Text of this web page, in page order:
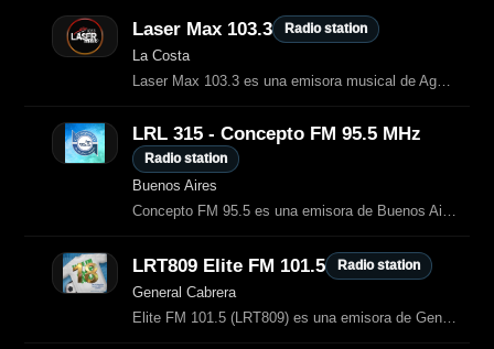
Laser Max 103.3 Radio station
La Costa
Laser Max 103.3 es una emisora musical de Aguas Verdes, Buenos Aires, que
LRL 315 - Concepto FM 95.5 MHz
Radio station
Buenos Aires
Concepto FM 95.5 es una emisora de Buenos Aires orientada a la información, la
LRT809 Elite FM 101.5 Radio station
General Cabrera
Elite FM 101.5 (LRT809) es una emisora de General Cabrera, Córdoba, con